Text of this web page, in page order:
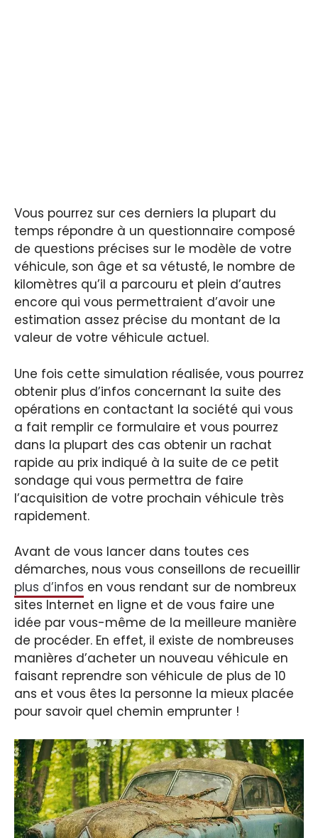
Vous pourrez sur ces derniers la plupart du
temps répondre à un questionnaire composé
de questions précises sur le modèle de votre
véhicule, son âge et sa vétusté, le nombre de
kilomètres qu’il a parcouru et plein d’autres
encore qui vous permettraient d’avoir une
estimation assez précise du montant de la
valeur de votre véhicule actuel.
Une fois cette simulation réalisée, vous pourrez
obtenir plus d’infos concernant la suite des
opérations en contactant la société qui vous
a fait remplir ce formulaire et vous pourrez
dans la plupart des cas obtenir un rachat
rapide au prix indiqué à la suite de ce petit
sondage qui vous permettra de faire
l’acquisition de votre prochain véhicule très
rapidement.
Avant de vous lancer dans toutes ces
démarches, nous vous conseillons de recueillir
plus d’infos en vous rendant sur de nombreux
sites Internet en ligne et de vous faire une
idée par vous-même de la meilleure manière
de procéder. En effet, il existe de nombreuses
manières d’acheter un nouveau véhicule en
faisant reprendre son véhicule de plus de 10
ans et vous êtes la personne la mieux placée
pour savoir quel chemin emprunter !